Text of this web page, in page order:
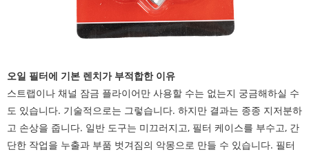
오일 필터에 기본 렌치가 부적합한 이유
스트랩이나 채널 잠금 플라이어만 사용할 수는 없는지 궁금해하실 수
도 있습니다. 기술적으로는 그렇습니다. 하지만 결과는 종종 지저분하
고 손상을 줍니다. 일반 도구는 미끄러지고, 필터 케이스를 부수고, 간
단한 작업을 누출과 부품 벗겨짐의 악몽으로 만들 수 있습니다. 필터